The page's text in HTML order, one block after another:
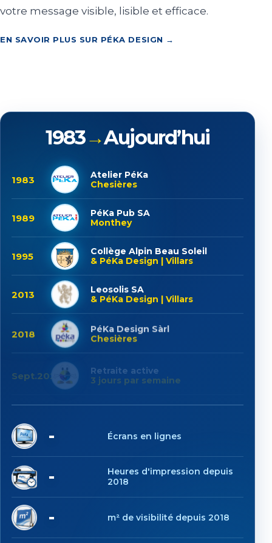
votre message visible, lisible et efficace.
EN SAVOIR PLUS SUR PÉKA DESIGN →
1983→Aujourd’hui
1983
Atelier PéKa
Chesières
1989
PéKa Pub SA
Monthey
1995
Collège Alpin Beau Soleil
& PéKa Design | Villars
2013
Leosolis SA
& PéKa Design | Villars
2018
PéKa Design Sàrl
Chesières
Sept.2025
Retraite active
3 jours par semaine
7 Écrans en lignes
1'131
Heures d'impression depuis
2018
6'893 m² de visibilité depuis 2018